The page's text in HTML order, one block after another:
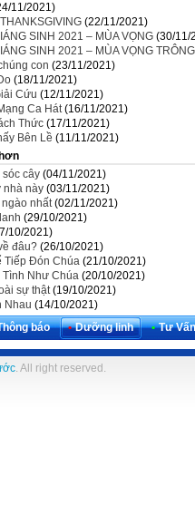
11/2021)
(22/11/2021)
SINH 2021 – MÙA VỌNG (30/11/
SINH 2021 – MÙA VỌNG
con (23/11/2021)
(18/11/2021)
Cứu (12/11/2021)
Ca Hát (16/11/2021)
Thức (17/11/2021)
Bên Lề (11/11/2021)
cây (04/11/2021)
nhà này (03/11/2021)
ngào nhất (02/11/2021)
(29/10/2021)
10/2021)
đâu? (26/10/2021)
Tiếp Đón Chúa (21/10/2021)
Tình Như Chúa (20/10/2021)
sự thật (19/10/2021)
Nhau (14/10/2021)
báo • Dưỡng linh • Tư
. All right reserved.